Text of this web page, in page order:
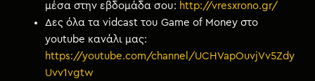
μέσα στην εβδομάδα σου: http://vresxrono.gr/
Δες όλα τα vidcast του Game of Money στο
youtube κανάλι μας:
https://youtube.com/channel/UCHVapOuvjVv5Zdy
Uvv1vgtw